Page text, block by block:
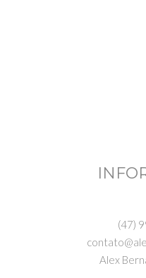
(47)
Alex